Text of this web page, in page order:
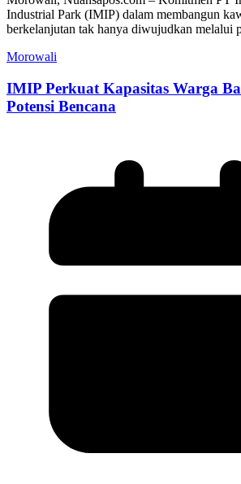
Industrial Park (IMIP) dalam membangun
berkelanjutan tak hanya diwujudkan melalui
Morowali
IMIP Perkuat Kapasitas Warga
Potensi Bencana